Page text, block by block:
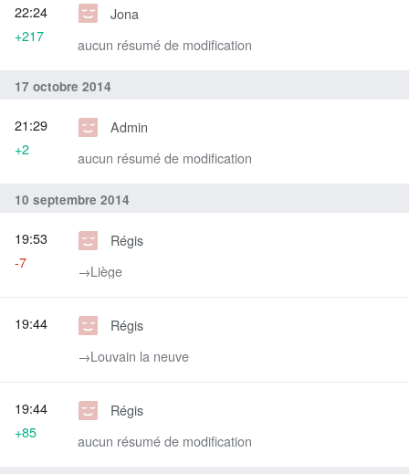
Jona
aucun résumé de modification
22:24
+217
17 octobre 2014
Admin
aucun résumé de modification
21:29
+2
10 septembre 2014
Régis
→‎Liège
19:53
-7
Régis
→‎Louvain la neuve
19:44
Régis
aucun résumé de modification
19:44
+85